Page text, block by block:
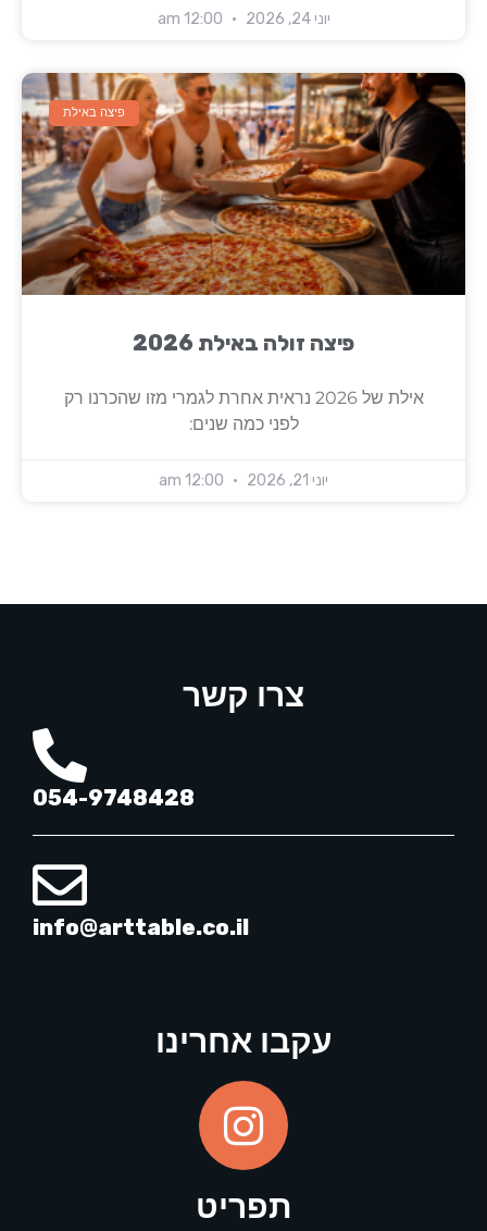
יוני 24, 2026
פיצה באילת
פיצה זולה באילת 2026
אילת של 2026 נראית אחרת לגמרי מזו שהכרנו רק
לפני כמה שנים:
יוני 21, 2026
צרו קשר
054-9748428
info@arttable.co.il
עקבו אחרינו
תפריט